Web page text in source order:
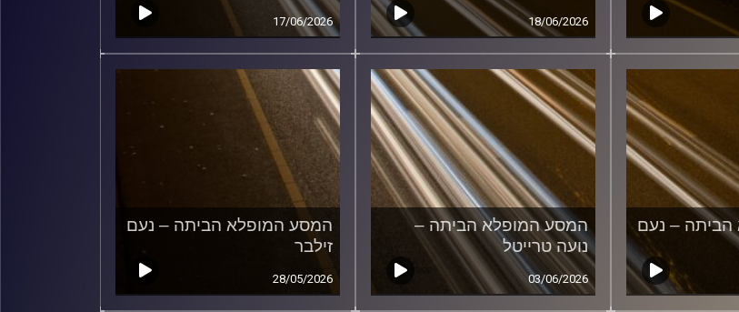
18/06/2026
17/06/2026
– נעם
המסע המופלא הביתה –
נועה טרייטל
03/06/2026
המסע המופלא הביתה – נעם
זילבר
28/05/2026